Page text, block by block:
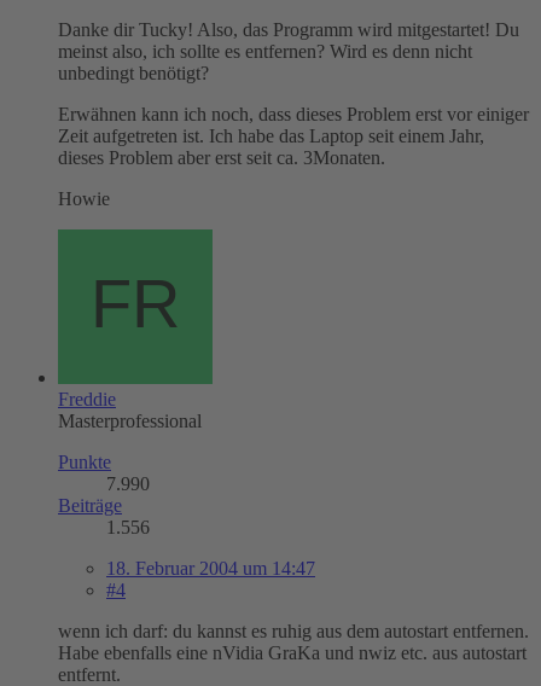
Danke dir Tucky! Also, das Programm wird mitgestartet! Du
meinst also, ich sollte es entfernen? Wird es denn nicht
unbedingt benötigt?
Erwähnen kann ich noch, dass dieses Problem erst vor einiger
Zeit aufgetreten ist. Ich habe das Laptop seit einem Jahr,
dieses Problem aber erst seit ca. 3Monaten.
Howie
Freddie
Masterprofessional
Punkte
7.990
Beiträge
1.556
18. Februar 2004 um 14:47
#4
wenn ich darf: du kannst es ruhig aus dem autostart entfernen.
Habe ebenfalls eine nVidia GraKa und nwiz etc. aus autostart
entfernt.